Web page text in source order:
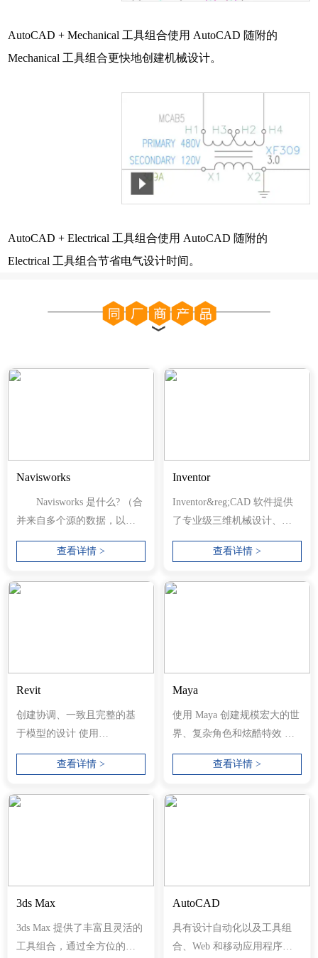
AutoCAD + Mechanical 工具组合使用 AutoCAD 随附的
Mechanical 工具组合更快地创建机械设计。
AutoCAD + Electrical 工具组合使用 AutoCAD 随附的
Electrical 工具组合节省电气设计时间。
Navisworks
Navisworks 是什么? （合
并来自多个源的数据，以避
免出现问题。） 使用
Navisworks&...
查看详情 >
Inventor
Inventor&reg;CAD 软件提供
了专业级三维机械设计、文
档编制和产品仿真工具。结
查看详情 >
Revit
创建协调、一致且完整的基
于模型的设计 使用
Revit&reg; BIM（建筑信息建
模）软件，在从...
查看详情 >
Maya
使用 Maya 创建规模宏大的世
界、复杂角色和炫酷特效 利
用极具吸引力的动画工具使...
查看详情 >
3ds Max
3ds Max 提供了丰富且灵活的
工具组合，通过全方位的艺
AutoCAD
具有设计自动化以及工具组
合、Web 和移动应用程序的